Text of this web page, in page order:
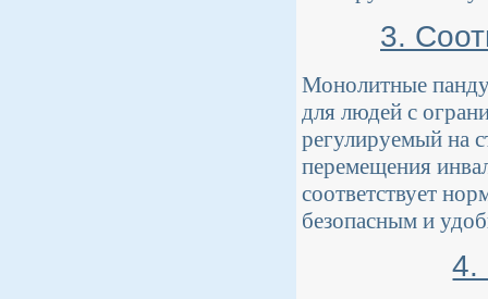
3.
Монолитные
для людей с
регулируемый на
перемещения
соответствует
безопасным и
4.